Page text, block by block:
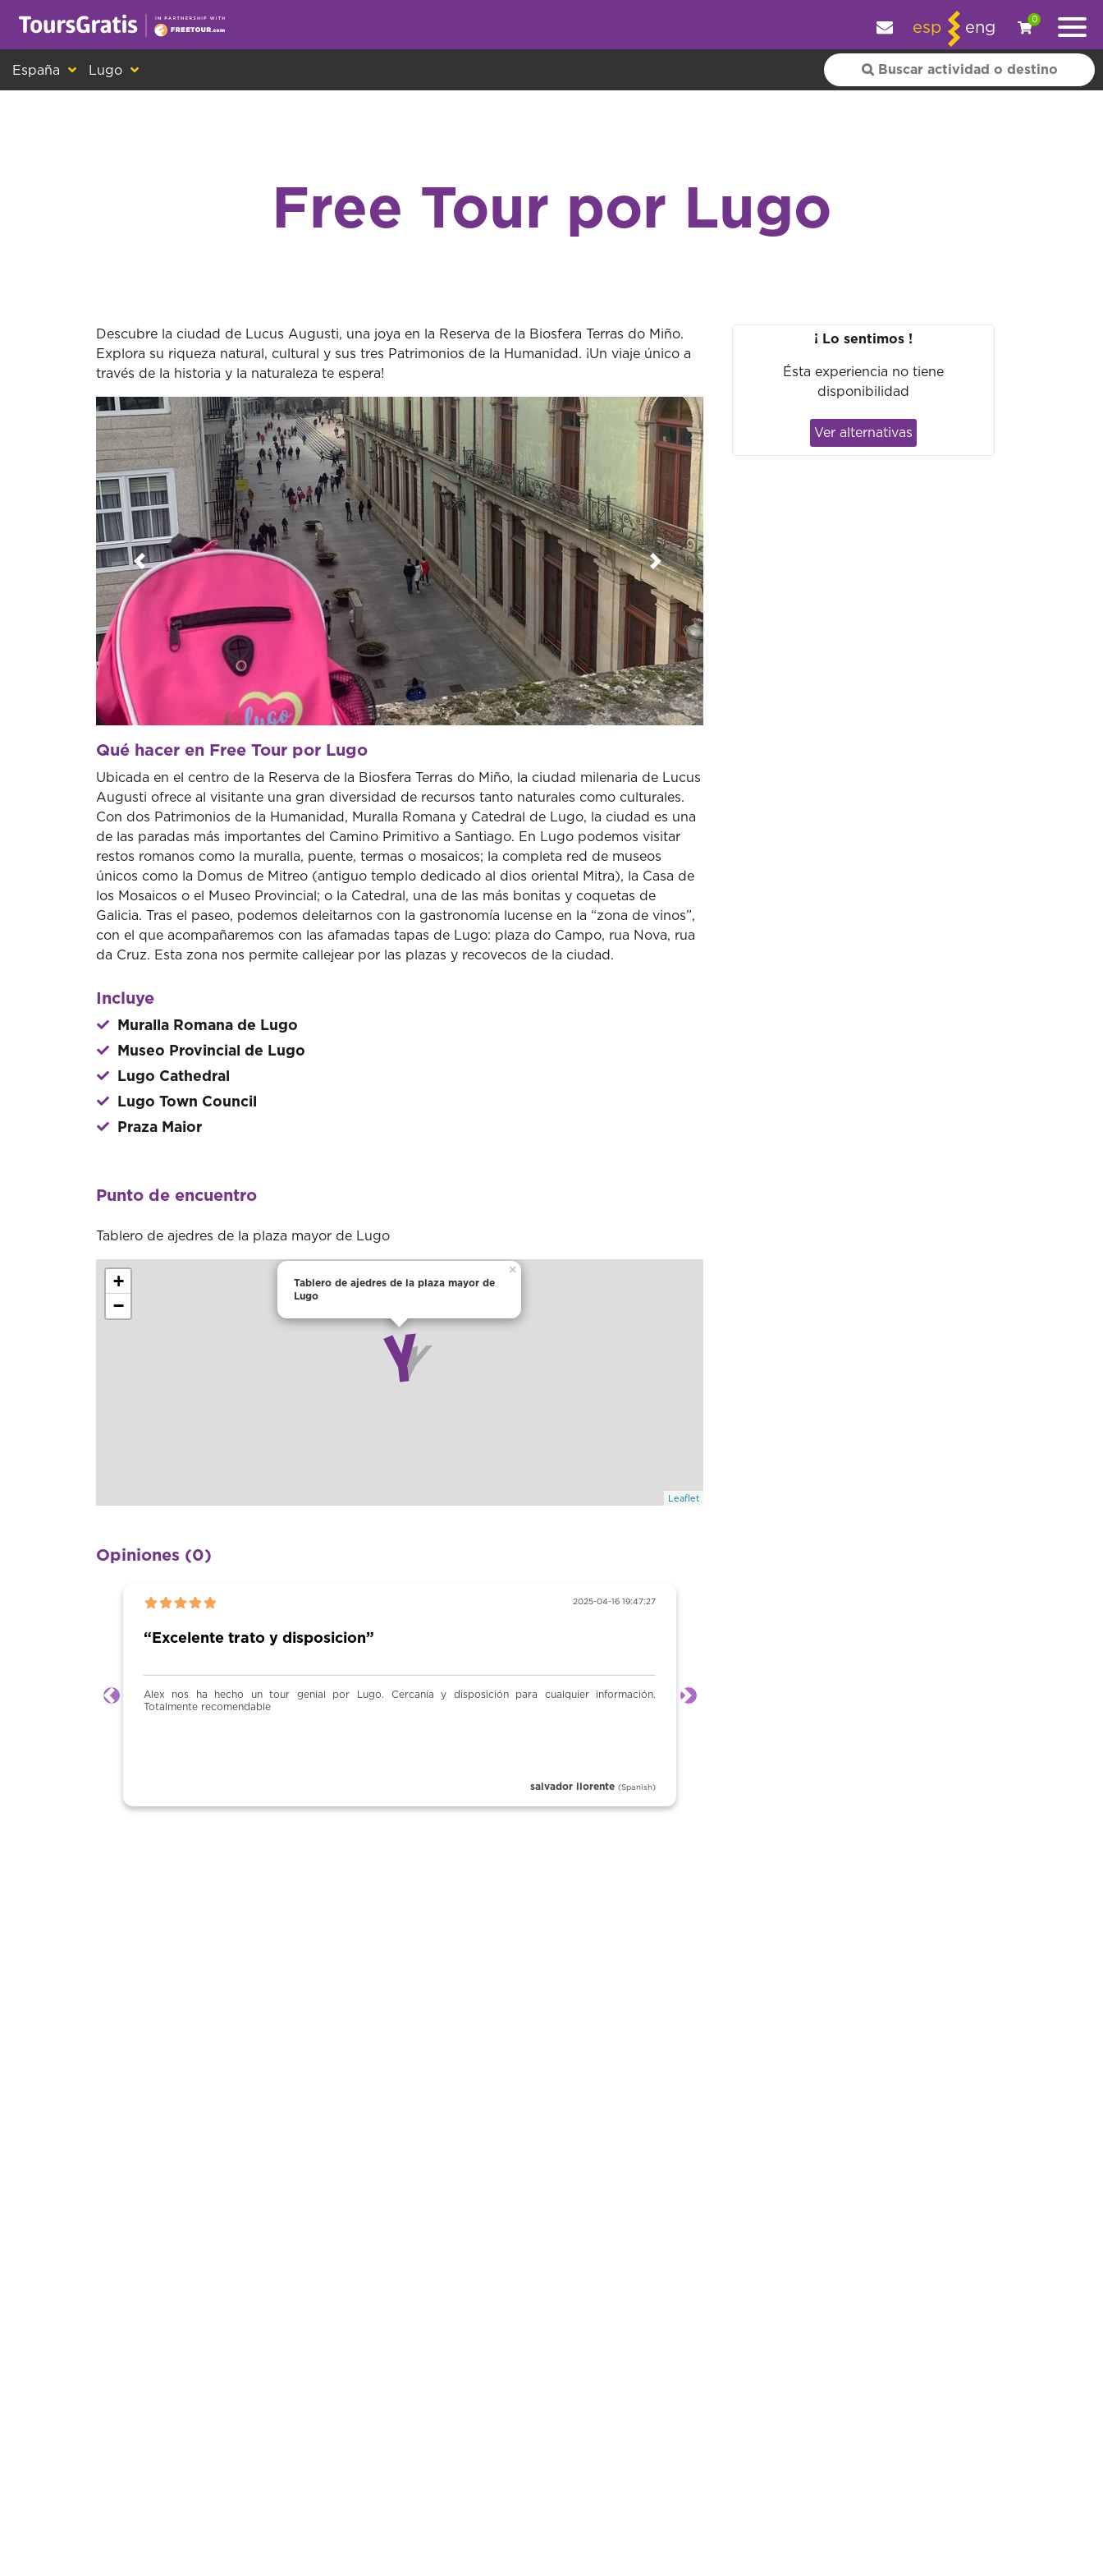
esp eng
0
España Lugo
Free Tour por Lugo
Descubre la ciudad de Lucus Augusti, una joya en la Reserva de la Biosfera Terras do Miño.
Explora su riqueza natural, cultural y sus tres Patrimonios de la Humanidad. ¡Un viaje único a
través de la historia y la naturaleza te espera!
Anterior Siguiente
Qué hacer en Free Tour por Lugo
Ubicada en el centro de la Reserva de la Biosfera Terras do Miño, la ciudad milenaria de Lucus
Augusti ofrece al visitante una gran diversidad de recursos tanto naturales como culturales.
Con dos Patrimonios de la Humanidad, Muralla Romana y Catedral de Lugo, la ciudad es una
de las paradas más importantes del Camino Primitivo a Santiago. En Lugo podemos visitar
restos romanos como la muralla, puente, termas o mosaicos; la completa red de museos
únicos como la Domus de Mitreo (antiguo templo dedicado al dios oriental Mitra), la Casa de
los Mosaicos o el Museo Provincial; o la Catedral, una de las más bonitas y coquetas de
Galicia. Tras el paseo, podemos deleitarnos con la gastronomía lucense en la “zona de vinos”,
con el que acompañaremos con las afamadas tapas de Lugo: plaza do Campo, rua Nova, rua
da Cruz. Esta zona nos permite callejear por las plazas y recovecos de la ciudad.
Incluye
Muralla Romana de Lugo
Museo Provincial de Lugo
Lugo Cathedral
Lugo Town Council
Praza Maior
Punto de encuentro
Tablero de ajedres de la plaza mayor de Lugo
Tablero de ajedres de la plaza mayor de
Lugo
×
+
−
Leaflet
Opiniones (0)
2025-04-16 19:47:27
“Excelente trato y disposicion”
Alex nos ha hecho un tour genial por Lugo. Cercanía y disposición para cualquier información.
Totalmente recomendable
salvador llorente (Spanish)
Anterior Siguiente
¡ Lo sentimos !
Ésta experiencia no tiene
disponibilidad
Ver alternativas
¡Este es otro mensaje sobre las cookies! Todo el mundo come galletas, pero nosotros las utilizamos para mejorar el servicio y personalizar tu experiencia. + información